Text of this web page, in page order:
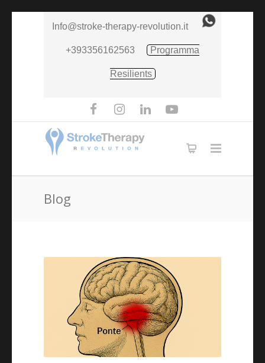
Info@stroke-therapy-revolution.it
+393356162563 Programma
Resilients
Blog